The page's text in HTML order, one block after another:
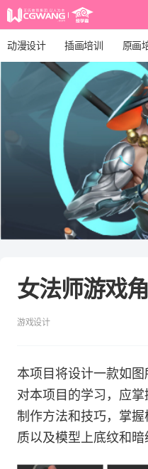
动漫设计 插画培训 原画
影视后期 3D建模 培
漫画设计 绘画教程
女法师游戏
游戏设计
本项目将设计一款如
对本项目的学习，应
制作方法和技巧，掌
质以及模型上底纹和暗